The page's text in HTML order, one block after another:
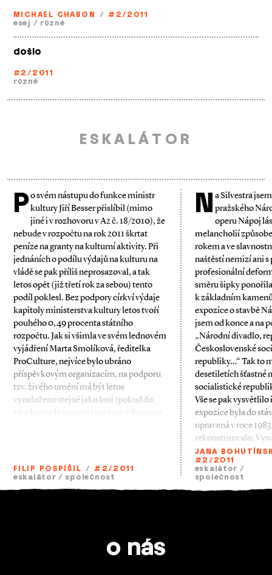
MICHAEL CHABON / #2/2011
esej / různé
došlo
#2/2011
různé
ESKALÁTOR
P
o svém nástupu do funkce ministr
kultury Jiří Besser přislíbil (mimo
jiné i v rozhovoru v A2 č. 18/2010), že
nebude v rozpočtu na rok 2011 škrtat
peníze na granty na kulturní aktivity. Při
jednáních o podílu výdajů na kulturu na
vládě se pak příliš neprosazoval, a tak
letos opět (již třetí rok za sebou) tento
podíl poklesl. Bez podpory církví výdaje
kapitoly ministerstva kultury letos tvoří
pouhého 0,49 procenta státního
rozpočtu. Jak si všimla ve svém lednovém
vyjádření Marta Smolíková, ředitelka
ProCulture, nejvíce bylo ubráno
příspěvkovým organizacím, na podporu
tzv. živého umění má být letos
vynaloženo stejně jako loni (pokud do
této kapitoly započítáme i nový Program
FILIP POSPÍŠIL / #2/2011
eskalátor / společnost
N
a Silvestra
pražského
operu Nápoj
melancholií
rokem a ve
naštěstí nemizí ani
profesionální
směru šipky
k základním
expozice o stavbě
jsem od konce a na
„Národní divadlo,
Československé
republiky…“ Tak to
desetiletích šťastné
socialistické
Vše se pak
expozice byla do
upravená v roce
rekonstruovalo.
polehčující okolnost
JANA
#2/2011
eskalátor /
společnost
o nás